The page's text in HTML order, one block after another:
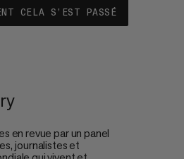
CELA S’EST PASSÉ
en revue par un panel
journalistes et